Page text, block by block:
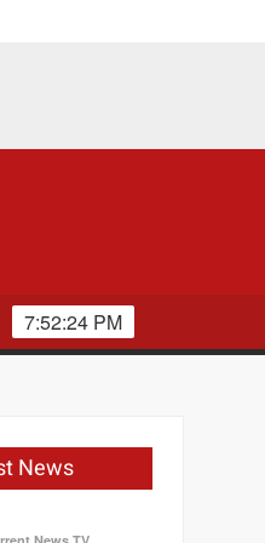
7:52:24 PM
News